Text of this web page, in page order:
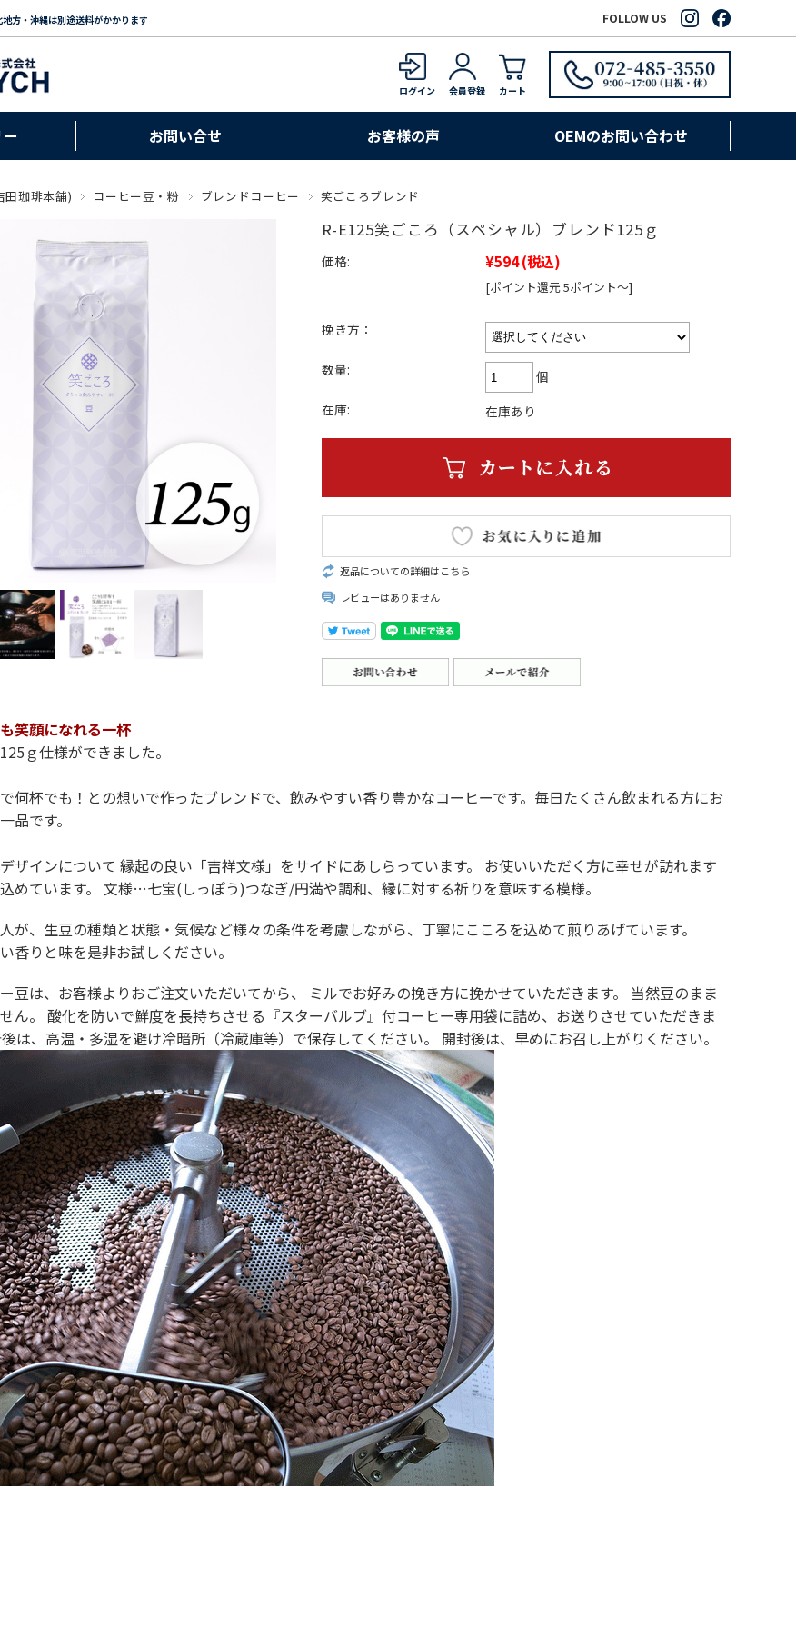
方・沖縄は別途送料がかかります FOLLOW US
ログイン 会員登録 カート
お問い合せ お客様の声 OEMのお問い合わせ
田珈琲本舗) コーヒー豆・粉 ブレンドコーヒー 笑ごころブレンド
R-E125笑ごころ（スペシャル）ブレンド125ｇ
価格: ¥594(税込)
[ポイント還元 5ポイント～]
挽き方：
数量:
個
在庫:
在庫あり
返品についての詳細はこちら
レビューはありません
笑顔になれる一杯
ｇ仕様ができました。
何杯でも！との想いで作ったブレンドで、飲みやすい香り豊かなコーヒーです。毎日たくさん飲まれる方にお
品です。
ザインについて 縁起の良い「吉祥文様」をサイドにあしらっています。 お使いいただく方に幸せが訪れます
めています。 文様…七宝(しっぽう)つなぎ/円満や調和、縁に対する祈りを意味する模様。
が、生豆の種類と状態・気候など様々の条件を考慮しながら、丁寧にこころを込めて煎りあげています。
香りと味を是非お試しください。
豆は、お客様よりおご注文いただいてから、 ミルでお好みの挽き方に挽かせていただきます。 当然豆のまま
ん。 酸化を防いで鮮度を長持ちさせる『スターバルブ』付コーヒー専用袋に詰め、お送りさせていただきま
は、高温・多湿を避け冷暗所（冷蔵庫等）で保存してください。 開封後は、早めにお召し上がりください。